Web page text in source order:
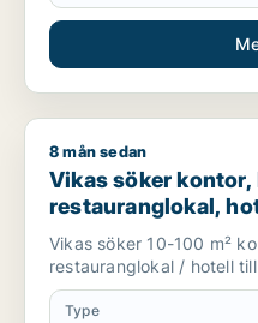
Vikas söker kontor,
8 mån sedan
Vikas söker
restauranglokal,
salu i Upplands
Österåker m.fl.
Vikas söker 10-100 m²
restauranglokal / hotell
Type